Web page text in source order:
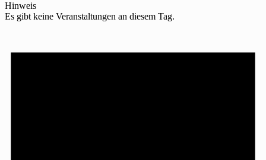
Hinweis
Es gibt keine Veranstaltungen an diesem Tag.